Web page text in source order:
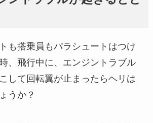
も搭乗員もパラシュートはつけ
、飛行中に、エンジントラブル
して回転翼が止まったらヘリは
うか？